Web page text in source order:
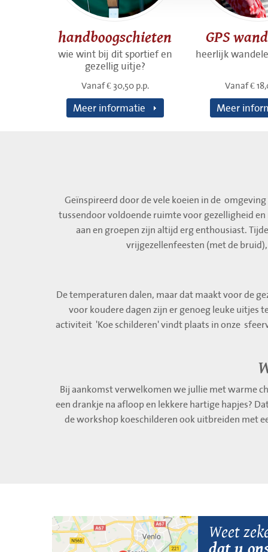
handboogschieten
wie wint bij dit sportief en
gezellig uitje?
Vanaf € 30,50 p.p.
Meer informatie
GPS
heerlijk
Vanaf €
Meer
Geïnspireerd door de vele koeien in de
tussendoor voldoende ruimte voor gezelligheid
aan en groepen zijn altijd erg enthousiast.
vrijgezellenfeesten (met de
De temperaturen dalen, maar dat maakt voor de
voor koudere dagen zijn er genoeg leuke uitjes
activiteit 'Koe schilderen' vindt plaats in onze
Bij aankomst verwelkomen we jullie met warme
een drankje na afloop en lekkere hartige hapjes?
de workshop koeschilderen ook uitbreiden met
Weet